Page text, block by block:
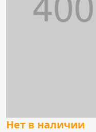
Нет в наличии